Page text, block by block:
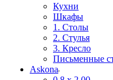
Кухни
Шкафы
1. Столы
2. Стулья
3. Кресло
Письменные
Askona